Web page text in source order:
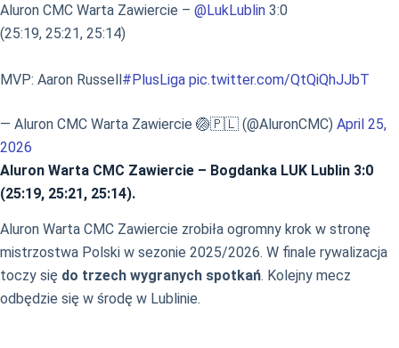
Aluron CMC Warta Zawiercie – @LukLublin 3:0
(25:19, 25:21, 25:14)
MVP: Aaron Russell#PlusLiga pic.twitter.com/QtQiQhJJbT
— Aluron CMC Warta Zawiercie 🏐🇵🇱 (@AluronCMC) April 25,
2026
Aluron Warta CMC Zawiercie – Bogdanka LUK Lublin 3:0
(25:19, 25:21, 25:14).
Aluron Warta CMC Zawiercie zrobiła ogromny krok w stronę
mistrzostwa Polski w sezonie 2025/2026. W finale rywalizacja
toczy się do trzech wygranych spotkań. Kolejny mecz
odbędzie się w środę w Lublinie.